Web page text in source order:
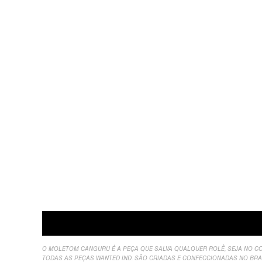
O MOLETOM CANGURU É A PEÇA QUE SALVA QUALQUER ROLÊ, SEJA NO
TODAS AS PEÇAS WANTED IND. SÃO CRIADAS E CONFECCIONADAS NO